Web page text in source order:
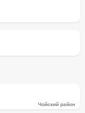
Чойский район